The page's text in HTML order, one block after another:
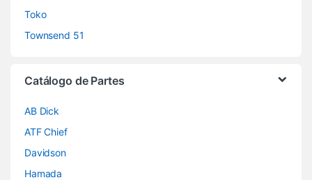
Toko
Townsend 51
Catálogo de Partes
AB Dick
ATF Chief
Davidson
Hamada